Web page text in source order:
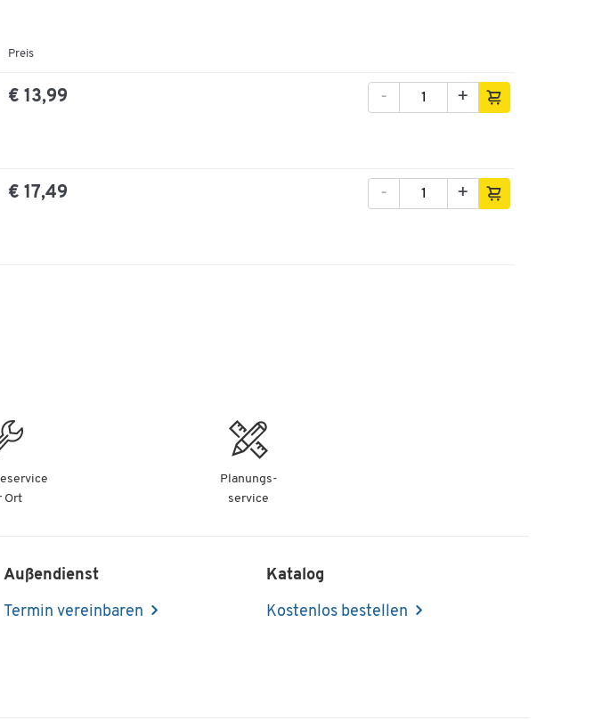
Preis
€ 13,99 +
-
€ 17,49 +
-
Ort
Planungs-
service
Außendienst
Termin vereinbaren
Katalog
Kostenlos bestellen